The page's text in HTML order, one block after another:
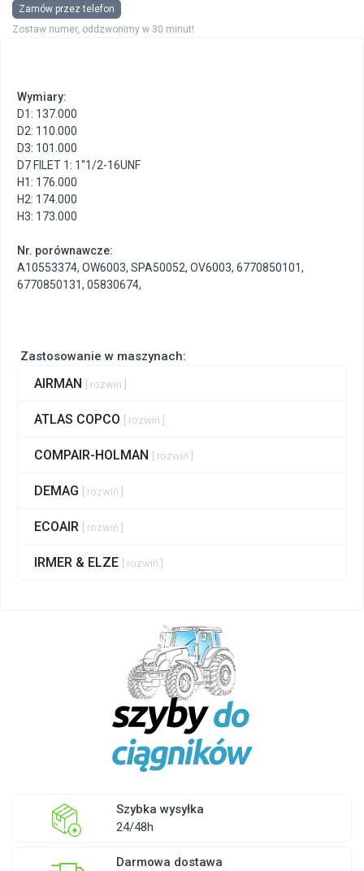
Zamów przez telefon
Zostaw numer, oddzwonimy w 30 minut!
Zastosowanie w maszynach:
AIRMAN [ rozwiń ]
ATLAS COPCO [ rozwiń ]
COMPAIR-HOLMAN [ rozwiń ]
DEMAG [ rozwiń ]
ECOAIR [ rozwiń ]
IRMER & ELZE [ rozwiń ]
Wymiary:
D1: 137.000
D2: 110.000
D3: 101.000
D7 FILET 1: 1"1/2-16UNF
H1: 176.000
H2: 174.000
H3: 173.000
Nr. porównawcze:
A10553374, OW6003, SPA50052, OV6003, 6770850101,
6770850131, 05830674,
Szybka wysyłka
24/48h
Darmowa dostawa